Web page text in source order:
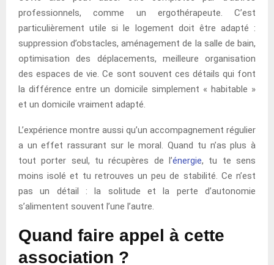
professionnels, comme un ergothérapeute. C’est
particulièrement utile si le logement doit être adapté :
suppression d’obstacles, aménagement de la salle de bain,
optimisation des déplacements, meilleure organisation
des espaces de vie. Ce sont souvent ces détails qui font
la différence entre un domicile simplement « habitable »
et un domicile vraiment adapté.
L’expérience montre aussi qu’un accompagnement régulier
a un effet rassurant sur le moral. Quand tu n’as plus à
tout porter seul, tu récupères de l’énergie, tu te sens
moins isolé et tu retrouves un peu de stabilité. Ce n’est
pas un détail : la solitude et la perte d’autonomie
s’alimentent souvent l’une l’autre.
Quand faire appel à cette
association ?